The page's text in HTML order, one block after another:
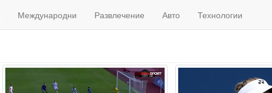
Международни Развлечение Авто Технологии